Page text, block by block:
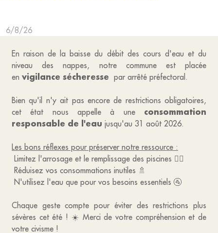
6/8/26
En raison de la baisse du débit des cours d'eau et du
niveau des nappes, notre commune est placée
en vigilance sécheresse par arrêté préfectoral.
Bien qu'il n'y ait pas encore de restrictions obligatoires,
cet état nous appelle à une consommation
responsable de l'eau jusqu'au 31 août 2026.
Les bons réflexes pour préserver notre ressource :
Limitez l'arrosage et le remplissage des piscines 🏊‍♂️
Réduisez vos consommations inutiles 🚿
N'utilisez l'eau que pour vos besoins essentiels 🚰
Chaque geste compte pour éviter des restrictions plus
sévères cet été ! ☀️ Merci de votre compréhension et de
votre civisme !